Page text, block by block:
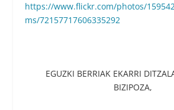
https://www.flickr.com/photos/
ms/72157717606335292
EGUZKI BERRIAK EKARRI
BIZIPOZA,